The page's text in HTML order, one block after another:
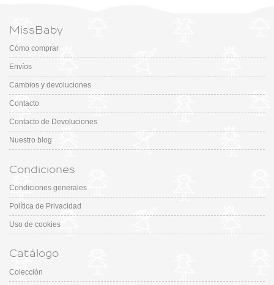
MissBaby
Cómo comprar
Envíos
Cambios y devoluciones
Contacto
Contacto de Devoluciones
Nuestro blog
Condiciones
Condiciones generales
Política de Privacidad
Uso de cookies
Catálogo
Colección